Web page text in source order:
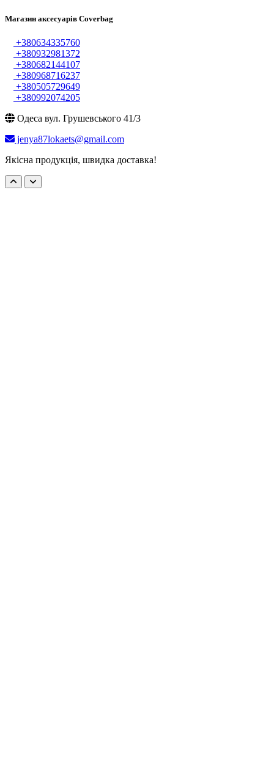
Магазин аксесуарів Coverbag
+380634335760
+380932981372
+380682144107
+380968716237
+380505729649
+380992074205
Одеса вул. Грушевського 41/3
jenya87lokaets@gmail.com
Якісна продукція, швидка доставка!